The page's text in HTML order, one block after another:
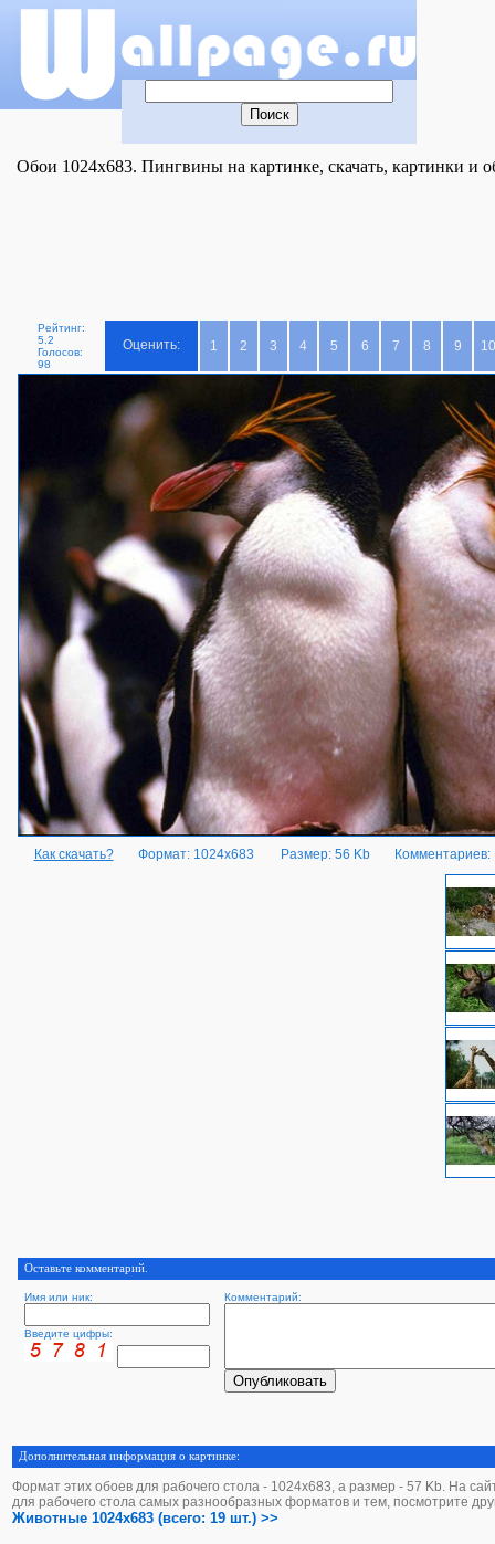
Обои 1024x683. Пингвины на картинке, скачать, картинки и
Рейтинг:
5.2
Голосов:
98
Оценить: 1 2 3 4 5 6 7 8 9 10
Как скачать? Формат: 1024x683 Размер: 56 Kb Комментариев:
Оставьте комментарий.
Имя или ник: Комментарий:
Введите цифры:
Дополнительная информация о картинке:
Формат этих обоев для рабочего стола - 1024х683, а размер - 57 Kb. На
для рабочего стола самых разнообразных форматов и тем, посмотрите
Животные 1024x683 (всего: 19 шт.) >>